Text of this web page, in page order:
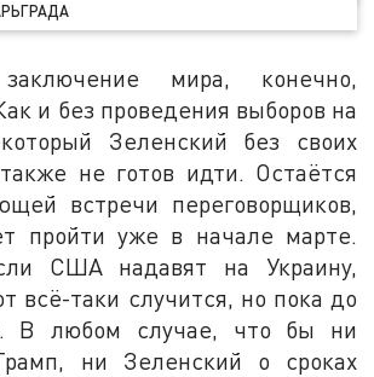
мира, конечно,
и без проведения выборов на
Зеленский без своих
не готов идти. Остаётся
встречи переговорщиков,
пройти уже в начале марте.
США надавят на Украину,
всё-таки случится, но пока до
В любом случае, что бы ни
ни Зеленский о сроках